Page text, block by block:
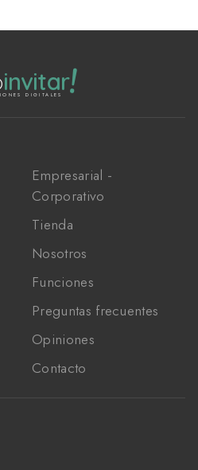
invitar!
DIGITALES
Empresarial -
Corporativo
Tienda
Nosotros
Funciones
Preguntas frecuentes
Opiniones
Contacto